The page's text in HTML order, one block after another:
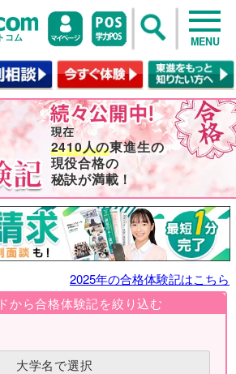
コム MENU
2410人の東進生の
現役合格の
秘訣が満載！
2025年の合格体験記はこちら
から合格体験記を絞り込む
大学名で選択